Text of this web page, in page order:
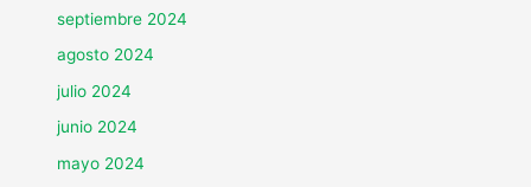
septiembre 2024
agosto 2024
julio 2024
junio 2024
mayo 2024